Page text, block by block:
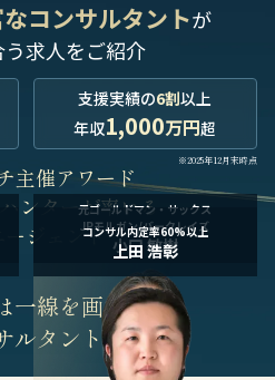
コンサルタントが
求人をご紹介
支援実績の6割以上
年収1,000万円超
※2025年12月末時点
主催アワード
ンターが率いる
ジェント
元ゴールドマン・サックス
JPモルガン/バークレイズ
小口 敏樹
コンサル内定率60%以上
上田 浩彰
一線を画す
ルタント集団